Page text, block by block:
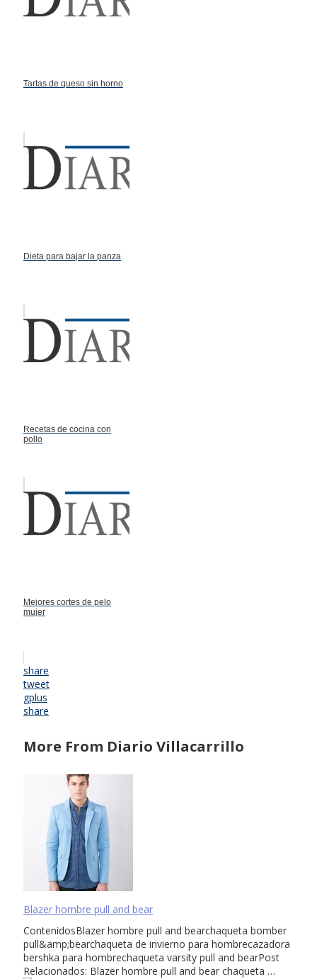
Tartas de queso sin horno
Dieta para bajar la panza
Recetas de cocina con
pollo
Mejores cortes de pelo
mujer
share
tweet
gplus
share
More From Diario Villacarrillo
Blazer hombre pull and bear
ContenidosBlazer hombre pull and bearchaqueta bomber
pull&amp;bearchaqueta de invierno para hombrecazadora
bershka para hombrechaqueta varsity pull and bearPost
Relacionados: Blazer hombre pull and bear chaqueta …